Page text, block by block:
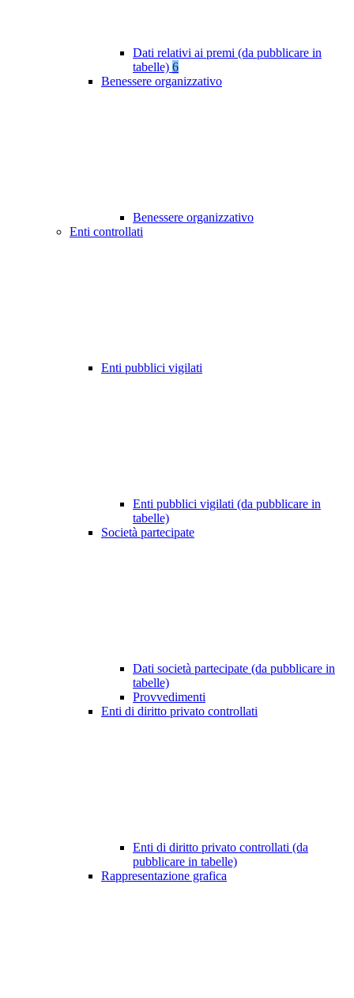
Dati relativi ai premi (da pubblicare in
tabelle) 6
Benessere organizzativo
Benessere organizzativo
Enti controllati
Enti pubblici vigilati
Enti pubblici vigilati (da pubblicare in
tabelle)
Società partecipate
Dati società partecipate (da pubblicare in
tabelle)
Provvedimenti
Enti di diritto privato controllati
Enti di diritto privato controllati (da
pubblicare in tabelle)
Rappresentazione grafica